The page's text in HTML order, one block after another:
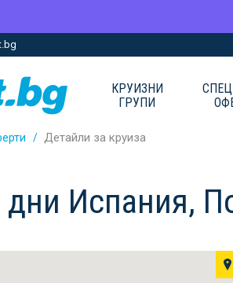
КРУИЗНИ
ГРУПИ
Детайли за круиза
дни Испания,